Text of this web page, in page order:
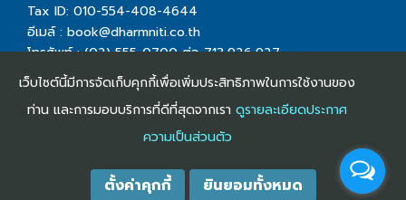
Tax ID: 010-554-408-4644
อีเมล์ : book@dharmniti.co.th
โทรศัพท์ : (02) 555-0700 ต่อ 713,926,927
โทรสาร : (02) 555-0728
Copyright©2016 Dharmniti Co., Ltd. All right
เว็บไซต์นี้มีการจัดเก็บคุกกี้เพื่อเพิ่มประสิทธิภาพในการใช้งานของ
ท่าน และการมอบบริการที่ดีที่สุดจากเรา ดูรายละเอียดประกาศ
ความเป็นส่วนตัว
ตั้งค่าคุกกี้ ยินยอมทั้งหมด